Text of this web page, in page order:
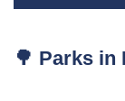
🌳 Parks in